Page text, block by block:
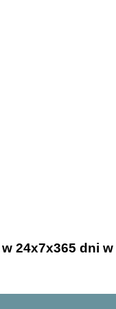
24x7x365 dni